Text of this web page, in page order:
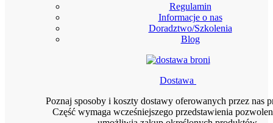
Regulamin
Informacje o nas
Doradztwo/Szkolenia
Blog
Dostawa
Poznaj sposoby i koszty dostawy oferowanych przez nas
Część wymaga wcześniejszego przedstawienia